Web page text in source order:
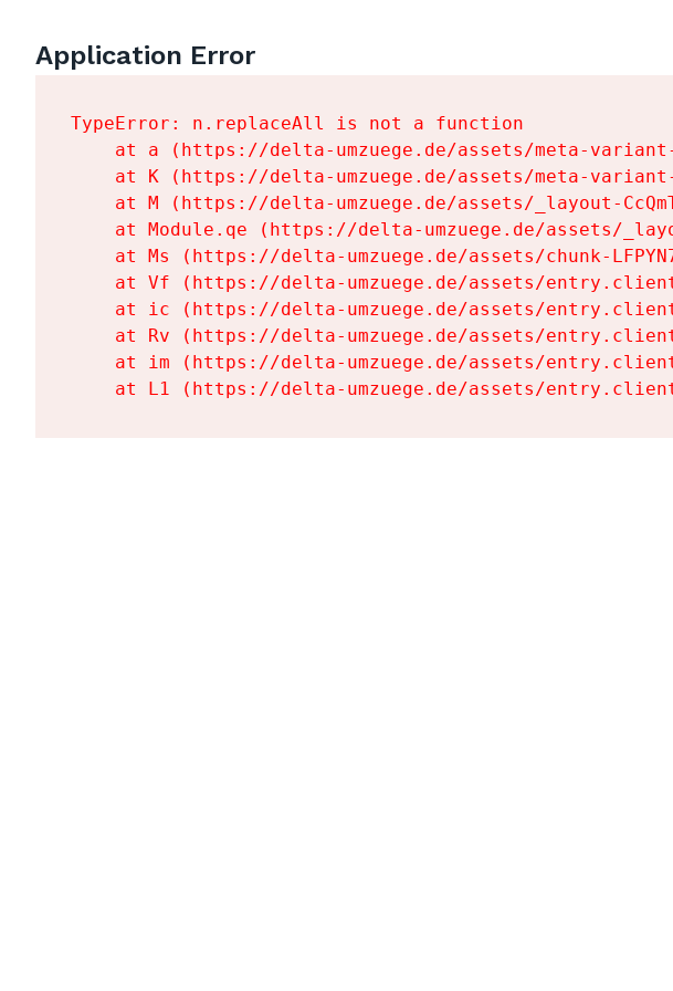
Application Error
TypeError: n.replaceAll is not a function
at a (https://delta-umzuege.de/assets/meta-
at K (https://delta-umzuege.de/assets/meta-
at M (https://delta-umzuege.de/assets/_layout-
at Module.qe (https://delta-umzuege.de/assets/
at Ms (https://delta-umzuege.de/assets/chunk-
at Vf (https://delta-umzuege.de/assets/
at ic (https://delta-umzuege.de/assets/
at Rv (https://delta-umzuege.de/assets/
at im (https://delta-umzuege.de/assets/
at L1 (https://delta-umzuege.de/assets/